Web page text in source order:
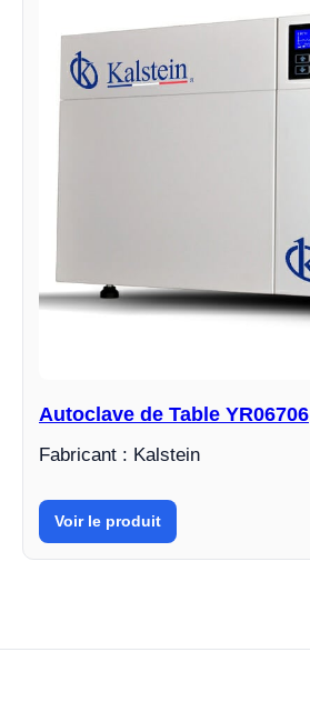
Autoclave de Table YR06706
Fabricant : Kalstein
Voir le produit